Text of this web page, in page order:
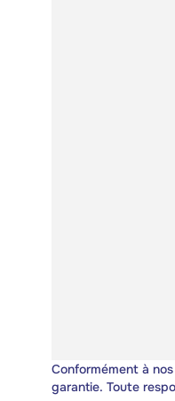
Conformément à nos
garantie. Toute